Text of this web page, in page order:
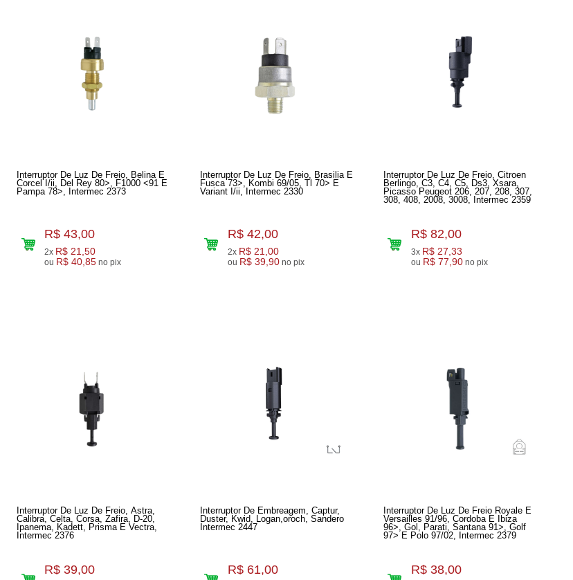
Interruptor De Luz De Freio, Belina E
Corcel I/ii, Del Rey 80>, F1000 <91 E
Pampa 78>, Intermec 2373
R$ 43,00
2x R$ 21,50
ou R$ 40,85 no pix
Interruptor De Luz De Freio, Brasilia E
Fusca 73>, Kombi 69/05, Tl 70> E
Variant I/ii, Intermec 2330
R$ 42,00
2x R$ 21,00
ou R$ 39,90 no pix
Interruptor De Luz De Freio, Citroen
Berlingo, C3, C4, C5, Ds3, Xsara,
Picasso Peugeot 206, 207, 208, 307,
308, 408, 2008, 3008, Intermec 2359
R$ 82,00
3x R$ 27,33
ou R$ 77,90 no pix
Interruptor De Luz De Freio, Astra,
Calibra, Celta, Corsa, Zafira, D-20,
Ipanema, Kadett, Prisma E Vectra,
Intermec 2376
R$ 39,00
Interruptor De Embreagem, Captur,
Duster, Kwid, Logan,oroch, Sandero
Intermec 2447
R$ 61,00
Interruptor De Luz De Freio Royale E
Versailles 91/96, Cordoba E Ibiza
96>, Gol, Parati, Santana 91>, Golf
97> E Polo 97/02, Intermec 2379
R$ 38,00